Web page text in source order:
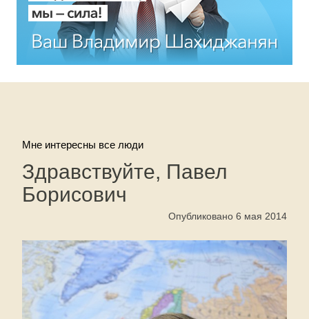
Мне интересны все люди
Здравствуйте, Павел
Борисович
Опубликовано 6 мая 2014